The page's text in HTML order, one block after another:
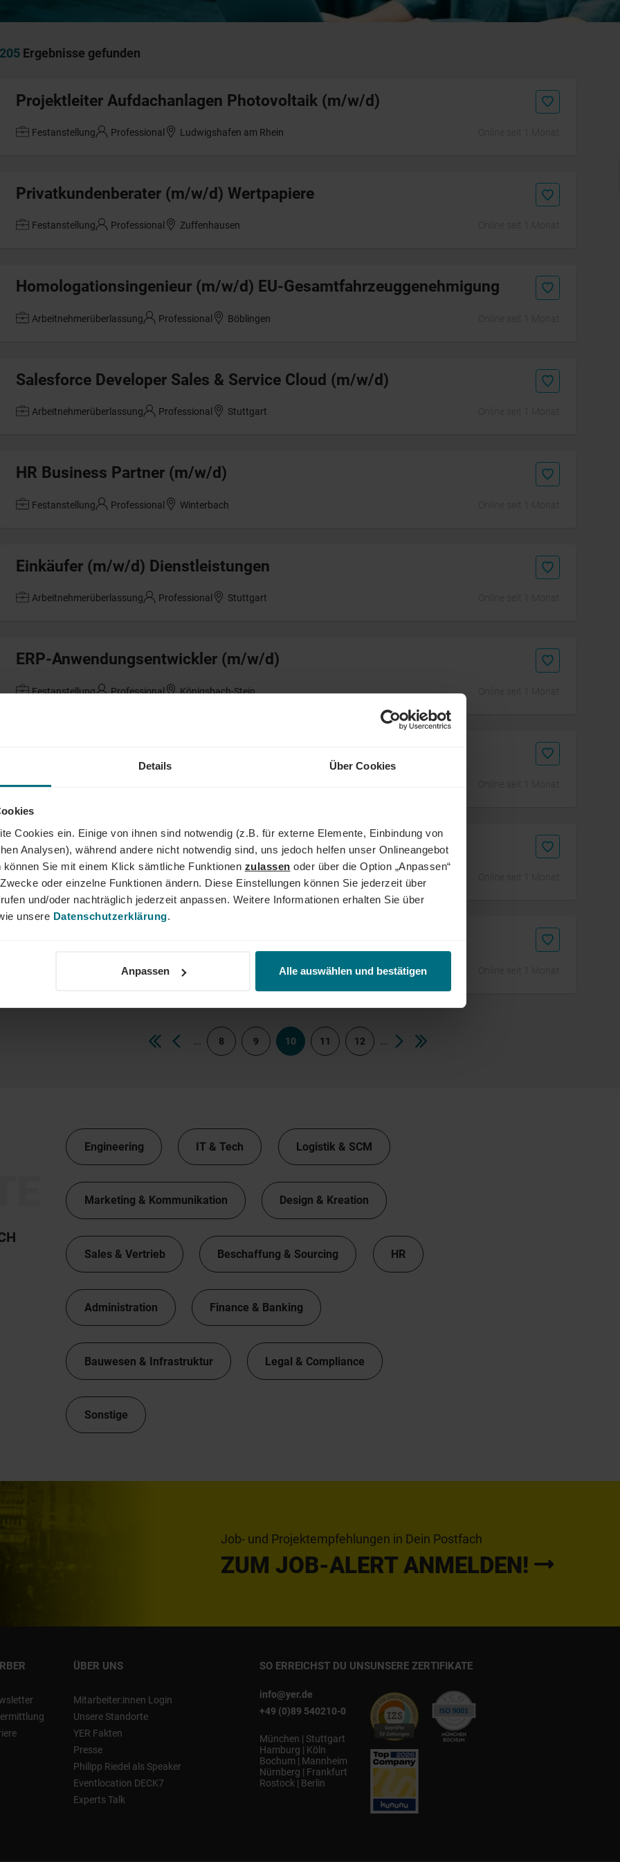
Details Über Cookies
Cookies ein. Einige von ihnen sind notwendig (z.B. für externe Elemente, Einbindung von
Analysen), während andere nicht notwendig sind, uns jedoch helfen unser Onlineangebot
Sie mit einem Klick sämtliche Funktionen zulassen oder über die Option „Anpassen“
oder einzelne Funktionen ändern. Diese Einstellungen können Sie jederzeit über
und/oder nachträglich jederzeit anpassen. Weitere Informationen erhalten Sie über
unsere Datenschutzerklärung.
Anpassen Alle auswählen und bestätigen
205 Ergebnisse gefunden
Projektleiter Aufdachanlagen Photovoltaik (m/w/d)
Festanstellung Professional Ludwigshafen am Rhein
Privatkundenberater (m/w/d) Wertpapiere
Festanstellung Professional Zuffenhausen
Homologationsingenieur (m/w/d) EU-Gesamtfahrzeuggenehmigung
Arbeitnehmerüberlassung Professional Böblingen
Salesforce Developer Sales & Service Cloud (m/w/d)
Arbeitnehmerüberlassung Professional Stuttgart
HR Business Partner (m/w/d)
Festanstellung Professional Winterbach
Einkäufer (m/w/d) Dienstleistungen
Arbeitnehmerüberlassung Professional Stuttgart
ERP-Anwendungsentwickler (m/w/d)
Festanstellung Professional Königsbach-Stein
Arbeitnehmerüberlassung
International Marketing Projekt Manager (m/w/d)
Festanstellung Senior Stuttgart
Arbeitnehmerüberlassung Professional
... 8 9 10 11 12 ...
Engineering IT & Tech Logistik & SCM
Marketing & Kommunikation Design & Kreation
Sales & Vertrieb Beschaffung & Sourcing HR
Administration Finance & Banking
Bauwesen & Infrastruktur Legal & Compliance
Sonstige
Job- und Projektempfehlungen in Dein Postfach
ZUM JOB-ALERT ANMELDEN!
ÜBER UNS
Mitarbeiter:innen Login
Unsere Standorte
YER Fakten
Presse
Philipp Riedel als Speaker
Eventlocation DECK7
Experts Talk
SO ERREICHST DU UNS
info@yer.de
+49 (0)89 540210-0
München | Stuttgart
Hamburg | Köln
Bochum | Mannheim
Nürnberg | Frankfurt
Rostock | Berlin
UNSERE ZERTIFIKATE